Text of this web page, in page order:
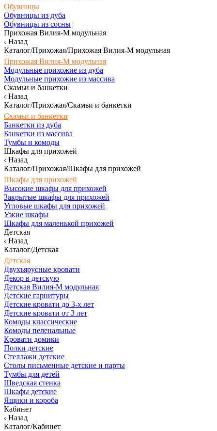
Обувницы
Обувницы из дуба
Обувницы из сосны
Прихожая Вилия-М модульная
Назад
Каталог/Прихожая/Прихожая Вилия-М модульная
Прихожая Вилия-М модульная
Модульные прихожие из дуба
Модульные прихожие из массива
Скамьи и банкетки
Назад
Каталог/Прихожая/Скамьи и банкетки
Скамьи и банкетки
Банкетки из дуба
Банкетки из массива
Тумбы и комоды
Шкафы для прихожей
Назад
Каталог/Прихожая/Шкафы для прихожей
Шкафы для прихожей
Высокие шкафы для прихожей
Закрытые шкафы для прихожей
Угловые шкафы для прихожей
Узкие шкафы
Шкафы для маленькой прихожей
Детская
Назад
Каталог/Детская
Детская
Двухъярусные кровати
Декор в детскую
Детская Вилия-М модульная
Детские гарнитуры
Детские кровати до 3-х лет
Детские кровати от 3 лет
Комоды классические
Комоды пеленальные
Кровати домики
Полки детские
Стеллажи детские
Столы письменные детские и парты
Тумбы для детей
Шведская стенка
Шкафы детские
Ящики и короба
Кабинет
Назад
Каталог/Кабинет